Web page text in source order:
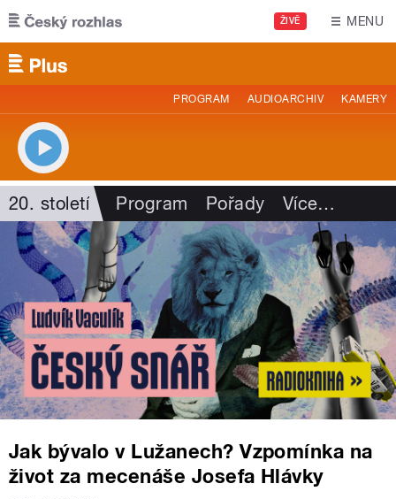
Přejít k hlavnímu obsahu
ŽIVĚ MENU
PROGRAM AUDIOARCHIV KAMERY
20. století Program Pořady Více…
Jak bývalo v Lužanech? Vzpomínka na
život za mecenáše Josefa Hlávky